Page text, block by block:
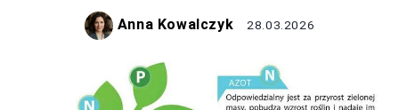
Anna Kowalczyk 28.03.2026